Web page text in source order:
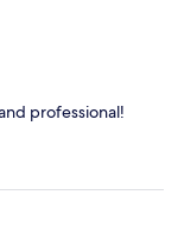
professional!